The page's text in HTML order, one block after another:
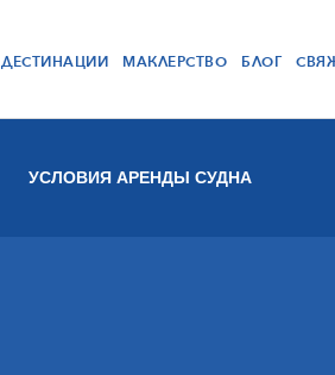
ДЕСТИНАЦИИ МАКЛЕРСТВО БЛОГ
УСЛОВИЯ АРЕНДЫ СУДНА